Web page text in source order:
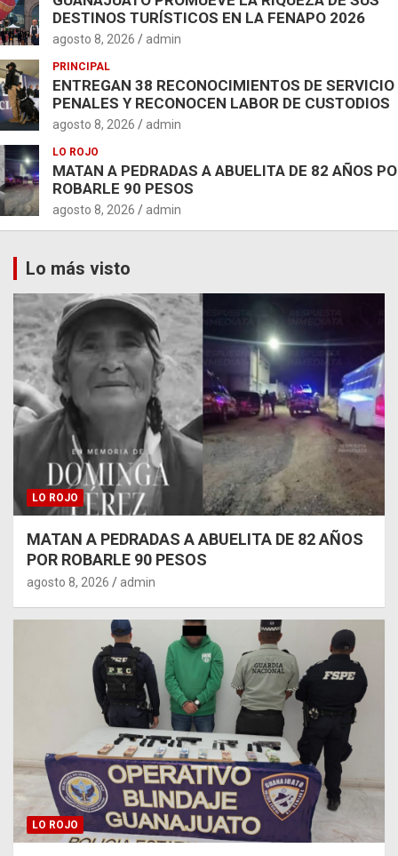
DESTINOS TURÍSTICOS EN LA FENAPO 2026
agosto 8, 2026 admin
PRINCIPAL
ENTREGAN 38 RECONOCIMIENTOS DE SERVICIO
PENALES Y RECONOCEN LABOR DE CUSTODIOS
agosto 8, 2026 admin
LO ROJO
MATAN A PEDRADAS A ABUELITA DE 82 AÑOS
ROBARLE 90 PESOS
agosto 8, 2026 admin
Lo más visto
LO ROJO
MATAN A PEDRADAS A ABUELITA DE 82 AÑOS
POR ROBARLE 90 PESOS
agosto 8, 2026 admin
LO ROJO